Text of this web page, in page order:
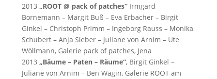
2013 „ROOT @ pack of patches“Irmgard
Bornemann – Margit Buß – Eva Erbacher – Birgit
Ginkel – Christoph Primm – Ingeborg Rauss – Monika
Schubert – Anja Sieber – Juliane von Arnim – Ute
Wöllmann, Galerie pack of patches, Jena
2013 „Bäume – Paten – Räume“, Birgit Ginkel –
Juliane von Arnim – Ben Wagin, Galerie ROOT am